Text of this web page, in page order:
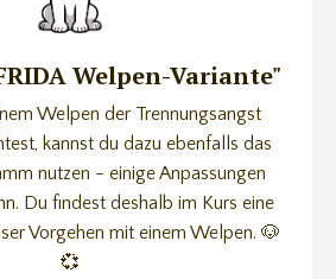
Welpen-Variante"
Welpen der Trennungsangst
kannst du dazu ebenfalls das
nutzen - einige Anpassungen
Du findest deshalb im Kurs eine
Vorgehen mit einem Welpen. 🐶
💞